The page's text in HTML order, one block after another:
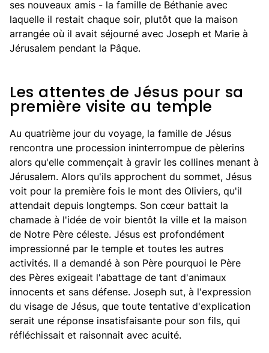
ses nouveaux amis - la famille de Béthanie avec
laquelle il restait chaque soir, plutôt que la maison
arrangée où il avait séjourné avec Joseph et Marie à
Jérusalem pendant la Pâque.
Les attentes de Jésus pour sa
première visite au temple
Au quatrième jour du voyage, la famille de Jésus
rencontra une procession ininterrompue de pèlerins
alors qu'elle commençait à gravir les collines menant à
Jérusalem. Alors qu'ils approchent du sommet, Jésus
voit pour la première fois le mont des Oliviers, qu'il
attendait depuis longtemps. Son cœur battait la
chamade à l'idée de voir bientôt la ville et la maison
de Notre Père céleste. Jésus est profondément
impressionné par le temple et toutes les autres
activités. Il a demandé à son Père pourquoi le Père
des Pères exigeait l'abattage de tant d'animaux
innocents et sans défense. Joseph sut, à l'expression
du visage de Jésus, que toute tentative d'explication
serait une réponse insatisfaisante pour son fils, qui
réfléchissait et raisonnait avec acuité.